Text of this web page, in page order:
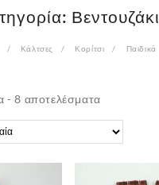
Βεντουζάκι
Κάλτσες Κορίτσι Παιδικά
- 8 αποτελέσματαSorted
by
latest